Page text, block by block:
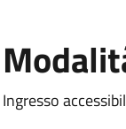
Ingresso